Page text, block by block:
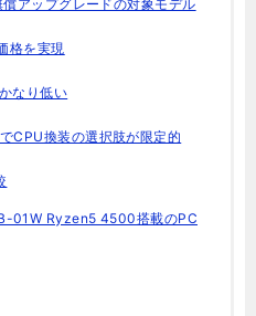
アップグレードの対象モデル
格を実現
なり低い
CPU換装の選択肢が限定的
01W Ryzen5 4500搭載のPC